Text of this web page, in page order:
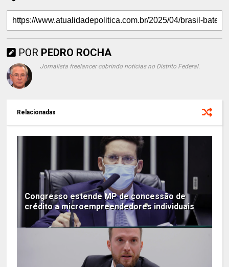
POR PEDRO ROCHA
Jornalista freelancer cobrindo noticias no Distrito Federal.
Relacionadas
Congresso estende MP de concessão de
crédito a microempreendedores individuais